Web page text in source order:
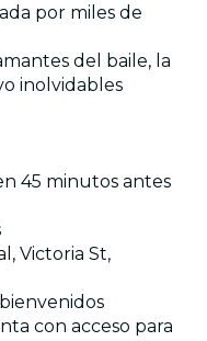
por miles de
del baile, la
inolvidables
45 minutos antes
Victoria St,
con acceso para